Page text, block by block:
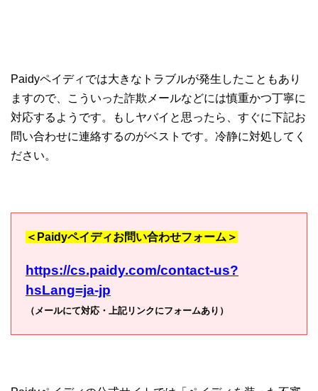
Paidyペイディでは大きなトラブルが発生したこともあり
ますので、こういった詐欺メールなどには慎重かつ丁寧に
対応するようです。もしヤバイと思ったら、すぐに下記お
問い合わせに連絡するのがベストです。冷静に対処してく
ださい。
＜Paidyペイディお問い合わせフォーム＞
https://cs.paidy.com/contact-us?
hsLang=ja-jp
（メールにて対応・上記リンクにフォームあり）